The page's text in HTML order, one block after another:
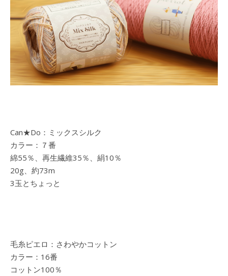
Can★Do：ミックスシルク
カラー：７番
綿55％、再生繊維35％、絹10％
20g、約73m
3玉とちょっと
毛糸ピエロ：さわやかコットン
カラー：16番
コットン100％